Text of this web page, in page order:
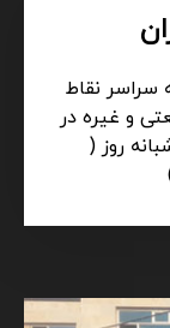
سراسر نقاط
و غیره در
24 ساعت شبانه روز (